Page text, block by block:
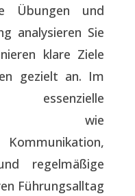
Übungen und
analysieren Sie
klare Ziele
gezielt an. Im
wie
regelmäßige
Führungsalltag